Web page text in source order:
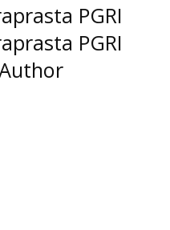
PGRI
PGRI